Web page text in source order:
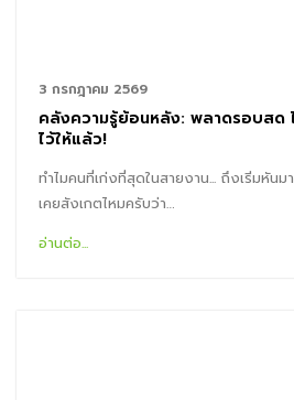
3 กรกฎาคม 2569
คลังความรู้ย้อนหลัง: พลาดรอบสด
ไว้ให้แล้ว!
ทำไมคนที่เก่งที่สุดในสายงาน... ถึงเริ่มหัน
เคยสังเกตไหมครับว่า…
อ่านต่อ...